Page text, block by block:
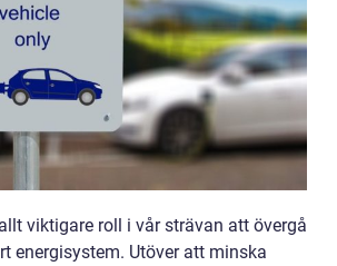
viktigare roll i vår strävan att övergå
energisystem. Utöver att minska